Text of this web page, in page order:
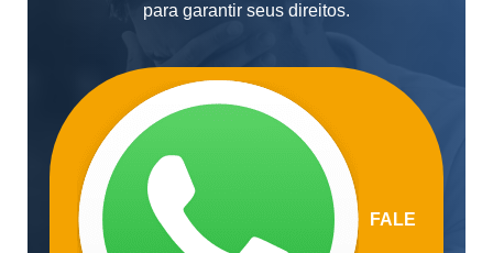
para garantir seus direitos.
FALE